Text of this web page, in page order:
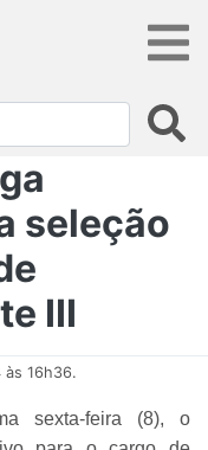
seleção
III
às 16h36.
sexta-feira (8), o